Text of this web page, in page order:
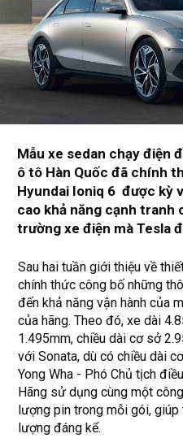
Mẫu xe sedan chạy điện
ô tô Hàn Quốc đã chính
Hyundai Ioniq 6 được kỳ
cao khả năng cạnh tranh
trường xe điện mà Tesla
Sau hai tuần giới thiệu về
chính thức công bố những
đến khả năng vận hành của
của hãng. Theo đó, xe dài
1.495mm, chiều dài cơ sở
với Sonata, dù có chiều dài
Yong Wha - Phó Chủ tịch
Hãng sử dụng cùng một
lượng pin trong mỗi gói,
lượng đáng kể.